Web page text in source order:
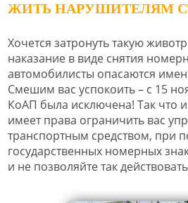
ЖИТЬ НАРУШИТЕЛЯМ
Хочется затронуть такую
наказание в виде снятия
автомобилисты опасаются
Смешим вас успокоить – с 15
КоАП была исключена! Так что
имеет права ограничить вас
транспортным средством, при
государственных номерных
и не позволяйте так